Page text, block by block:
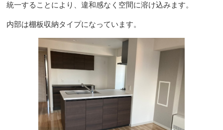
統一することにより、違和感なく空間に溶け込みます。
内部は棚板収納タイプになっています。